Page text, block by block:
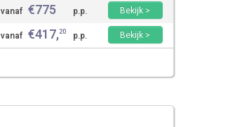
vanaf €775 p.p.
Bekijk >
vanaf €417,20 p.p. Bekijk >